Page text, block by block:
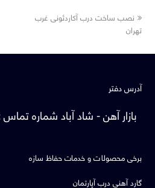
previous
post:
نصب ساخت درب آکاردئونی غرب
تهران
آدرس دفتر
بازار آهن - شاد آبادشماره تماس
برخی محصولات و خدمات حفاظ سازه
گارد آهنی درب آپارتمان